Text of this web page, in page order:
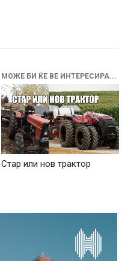
МОЖЕ БИ ЌЕ ВЕ ИНТЕРЕСИРА...
Стар или нов трактор